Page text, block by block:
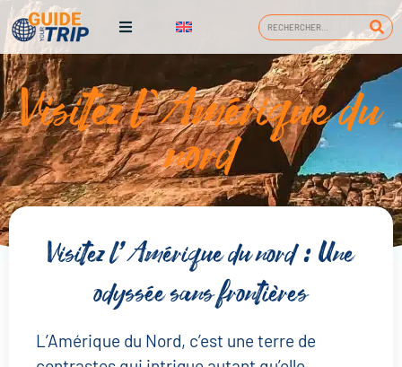
Visitez l'Amérique du
nord
Visitez l’Amérique du nord : Une
odyssée sans frontières
L’Amérique du Nord, c’est une terre de